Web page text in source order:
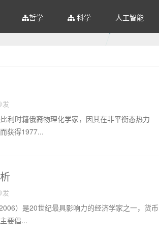
哲学 科学 人工智能
发
利时籍俄裔物理化学家，因其在非平衡态热力
获得1977...
发
）是20世纪最具影响力的经济学家之一，货币
要倡...